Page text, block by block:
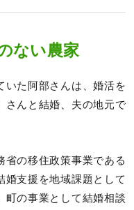
ない農家
いた阿部さんは、婚活を
さんと結婚、夫の地元で
省の移住政策事業である
婚支援を地域課題として
町の事業として結婚相談